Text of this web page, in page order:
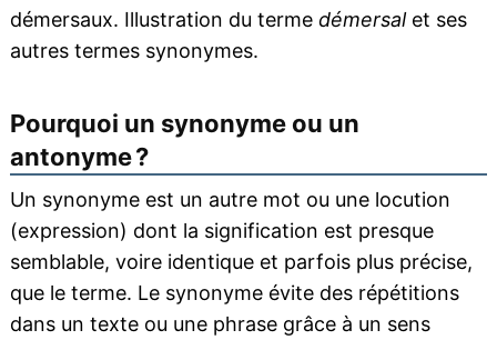
démersaux. Illustration du terme démersalet ses
autres termes synonymes.
Pourquoi un synonyme ou un
antonyme ?
Un synonyme est un autre mot ou une locution
(expression) dont la signification est presque
semblable, voire identique et parfois plus précise,
que le terme. Le synonyme évite des répétitions
dans un texte ou une phrase grâce à un sens